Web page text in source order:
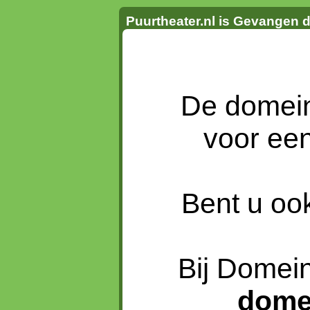
Puurtheater.nl is Gevangen
De
voor
Bent u
Bij